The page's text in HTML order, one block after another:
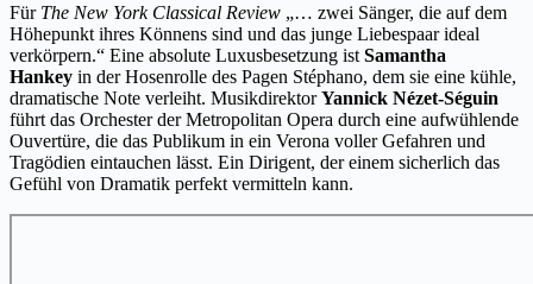
Für The New York Classical Review „… zwei Sänger, die auf dem
Höhepunkt ihres Könnens sind und das junge Liebespaar ideal
verkörpern.“ Eine absolute Luxusbesetzung ist Samantha
Hankey in der Hosenrolle des Pagen Stéphano, dem sie eine kühle,
dramatische Note verleiht. MusikdirektorYannick Nézet-Séguin
führt das Orchester der Metropolitan Opera durch eine aufwühlende
Ouvertüre, die das Publikum in ein Verona voller Gefahren und
Tragödien eintauchen lässt. Ein Dirigent, der einem sicherlich das
Gefühl von Dramatik perfekt vermitteln kann.